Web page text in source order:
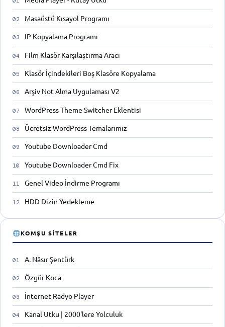
Masaüstü Kısayol Programı
IP Kopyalama Programı
Film Klasör Karşılaştırma Aracı
Klasör İçindekileri Boş Klasöre Kopyalama
Arşiv Not Alma Uygulaması V2
WordPress Theme Switcher Eklentisi
Ücretsiz WordPress Temalarımız
Youtube Downloader Cmd
Youtube Downloader Cmd Fix
Genel Video İndirme Programı
HDD Dizin Yedekleme
KOMŞU SITELER
A. Nâsır Şentürk
Özgür Koca
İnternet Radyo Player
Kanal Utku | 2000'lere Yolculuk